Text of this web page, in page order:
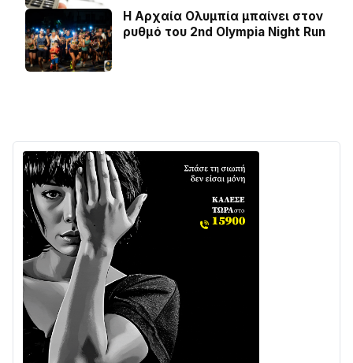
Η Αρχαία Ολυμπία μπαίνει στον
ρυθμό του 2nd Olympia Night Run